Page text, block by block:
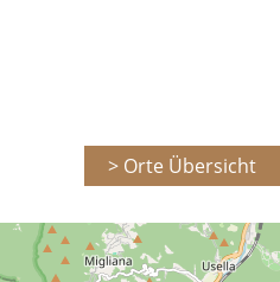
> Orte Übersicht